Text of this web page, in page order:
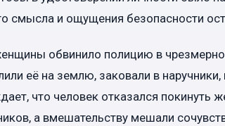
смысла и ощущения безопасности
обвинило полицию в
её на землю, заковали в
что человек отказался покинуть
а вмешательству мешали